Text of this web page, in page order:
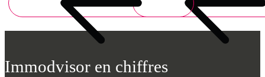
Immodvisor en chiffres